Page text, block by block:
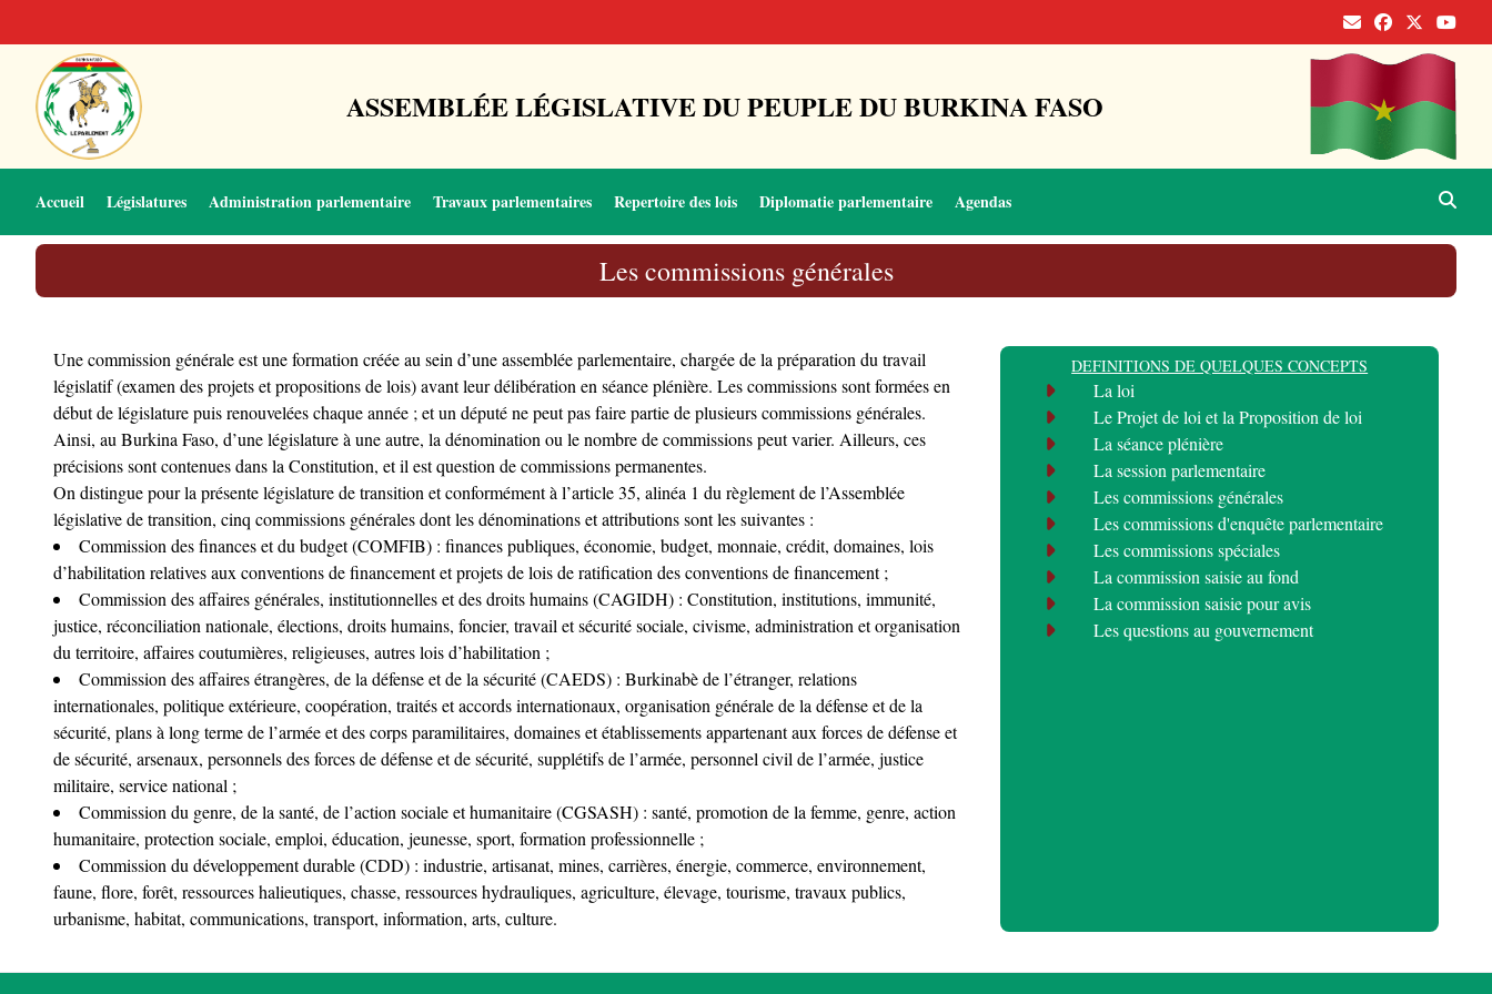
ASSEMBLÉE LÉGISLATIVE DU PEUPLE DU BURKINA FASO
Accueil Législatures Administration parlementaire Travaux parlementaires Repertoire des lois Diplomatie parlementaire Agendas
Les commissions générales
Une commission générale est une formation créée au sein d’une assemblée parlementaire, chargée de la préparation du travail
législatif (examen des projets et propositions de lois) avant leur délibération en séance plénière. Les commissions sont formées en
début de législature puis renouvelées chaque année ; et un député ne peut pas faire partie de plusieurs commissions générales.
Ainsi, au Burkina Faso, d’une législature à une autre, la dénomination ou le nombre de commissions peut varier. Ailleurs, ces
précisions sont contenues dans la Constitution, et il est question de commissions permanentes.
On distingue pour la présente législature de transition et conformément à l’article 35, alinéa 1 du règlement de l’Assemblée
législative de transition, cinq commissions générales dont les dénominations et attributions sont les suivantes :
Commission des finances et du budget (COMFIB) : finances publiques, économie, budget, monnaie, crédit, domaines, lois
d’habilitation relatives aux conventions de financement et projets de lois de ratification des conventions de financement ;
Commission des affaires générales, institutionnelles et des droits humains (CAGIDH) : Constitution, institutions, immunité,
justice, réconciliation nationale, élections, droits humains, foncier, travail et sécurité sociale, civisme, administration et organisation
du territoire, affaires coutumières, religieuses, autres lois d’habilitation ;
Commission des affaires étrangères, de la défense et de la sécurité (CAEDS) : Burkinabè de l’étranger, relations
internationales, politique extérieure, coopération, traités et accords internationaux, organisation générale de la défense et de la
sécurité, plans à long terme de l’armée et des corps paramilitaires, domaines et établissements appartenant aux forces de défense et
de sécurité, arsenaux, personnels des forces de défense et de sécurité, supplétifs de l’armée, personnel civil de l’armée, justice
militaire, service national ;
Commission du genre, de la santé, de l’action sociale et humanitaire (CGSASH) : santé, promotion de la femme, genre, action
humanitaire, protection sociale, emploi, éducation, jeunesse, sport, formation professionnelle ;
Commission du développement durable (CDD) : industrie, artisanat, mines, carrières, énergie, commerce, environnement,
faune, flore, forêt, ressources halieutiques, chasse, ressources hydrauliques, agriculture, élevage, tourisme, travaux publics,
urbanisme, habitat, communications, transport, information, arts, culture.
DEFINITIONS DE QUELQUES CONCEPTS
La loi
Le Projet de loi et la Proposition de loi
La séance plénière
La session parlementaire
Les commissions générales
Les commissions d'enquête parlementaire
Les commissions spéciales
La commission saisie au fond
La commission saisie pour avis
Les questions au gouvernement